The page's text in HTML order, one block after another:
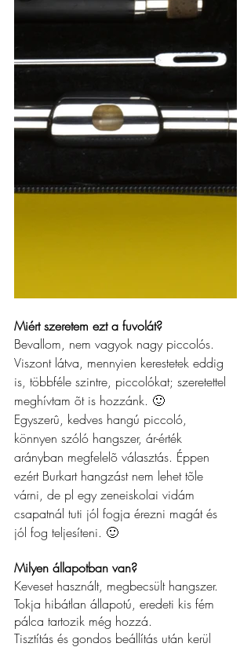
Miért szeretem ezt a fuvolát?
Bevallom, nem vagyok nagy piccolós.
Viszont látva, mennyien kerestetek eddig
is, többféle szintre, piccolókat; szeretettel
meghívtam õt is hozzánk. 🙂
Egyszerû, kedves hangú piccoló,
könnyen szóló hangszer, ár-érték
arányban megfelelõ választás. Éppen
ezért Burkart hangzást nem lehet tõle
várni, de pl egy zeneiskolai vidám
csapatnál tuti jól fogja érezni magát és
jól fog teljesíteni. 🙂
Milyen állapotban van?
Keveset használt, megbecsült hangszer.
Tokja hibátlan állapotú, eredeti kis fém
pálca tartozik még hozzá.
Tisztítás és gondos beállítás után kerül